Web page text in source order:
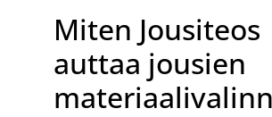
Miten Jousiteos
auttaa jousien